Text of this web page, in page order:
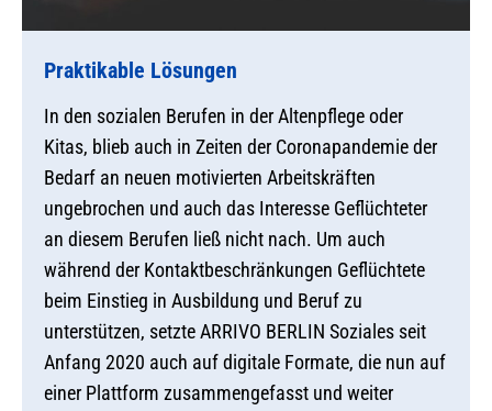
Praktikable Lösungen
In den sozialen Berufen in der Altenpflege oder
Kitas, blieb auch in Zeiten der Coronapandemie der
Bedarf an neuen motivierten Arbeitskräften
ungebrochen und auch das Interesse Geflüchteter
an diesem Berufen ließ nicht nach. Um auch
während der Kontaktbeschränkungen Geflüchtete
beim Einstieg in Ausbildung und Beruf zu
unterstützen, setzte ARRIVO BERLIN Soziales seit
Anfang 2020 auch auf digitale Formate, die nun auf
einer Plattform zusammengefasst und weiter